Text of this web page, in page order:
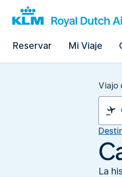
Reservar Mi Viaje
Viajo
La